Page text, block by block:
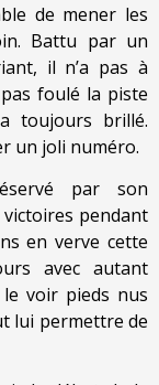
de mener les
Battu par un
il n’a pas à
foulé la piste
toujours brillé.
un joli numéro.
par son
pendant
en verve cette
avec autant
voir pieds nus
lui permettre de